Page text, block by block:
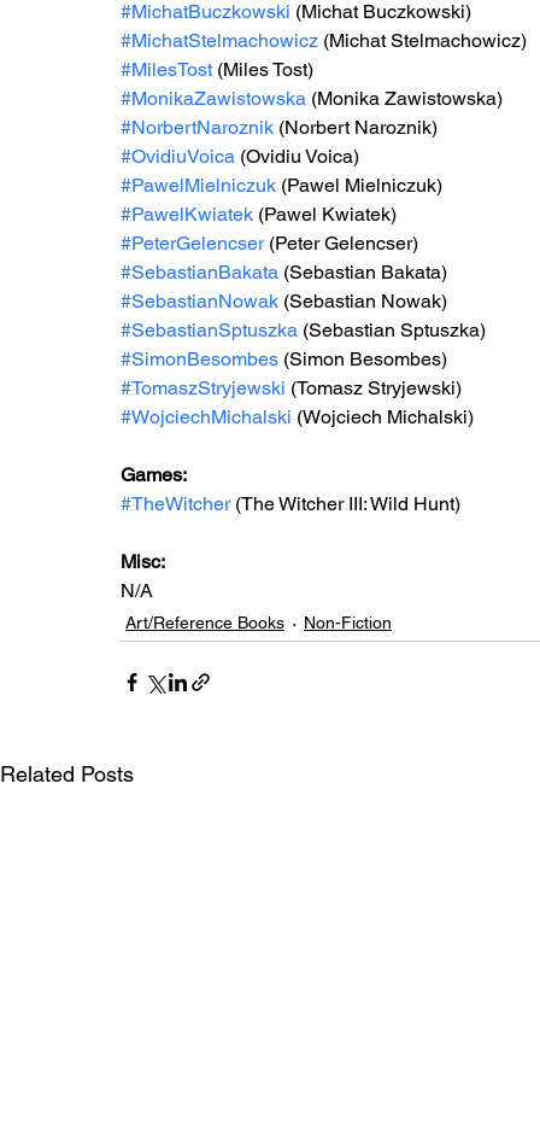
#MichatBuczkowski (Michat Buczkowski)
#MichatStelmachowicz (Michat Stelmachowicz)
#MilesTost (Miles Tost)
#MonikaZawistowska (Monika Zawistowska)
#NorbertNaroznik (Norbert Naroznik)
#OvidiuVoica (Ovidiu Voica)
#PawelMielniczuk (Pawel Mielniczuk)
#PawelKwiatek (Pawel Kwiatek)
#PeterGelencser (Peter Gelencser)
#SebastianBakata (Sebastian Bakata)
#SebastianNowak (Sebastian Nowak)
#SebastianSptuszka (Sebastian Sptuszka)
#SimonBesombes (Simon Besombes)
#TomaszStryjewski (Tomasz Stryjewski)
#WojciechMichalski (Wojciech Michalski)
Games:
#TheWitcher (The Witcher III: Wild Hunt)
Misc:
N/A
Art/Reference Books Non-Fiction
Related Posts